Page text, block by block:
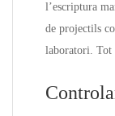
l’escriptura
de projectils
laboratori. Tot